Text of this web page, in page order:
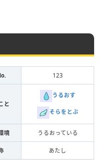
123
と
うるおす
そらをとぶ
境 うるおっている
あたし